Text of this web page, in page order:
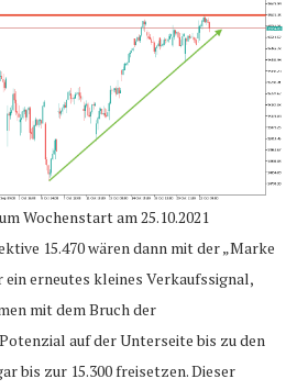
Wochenstart am 25.10.2021
15.470 wären dann mit der „Marke
ein erneutes kleines Verkaufssignal,
mit dem Bruch der
auf der Unterseite bis zu den
bis zur 15.300 freisetzen. Dieser